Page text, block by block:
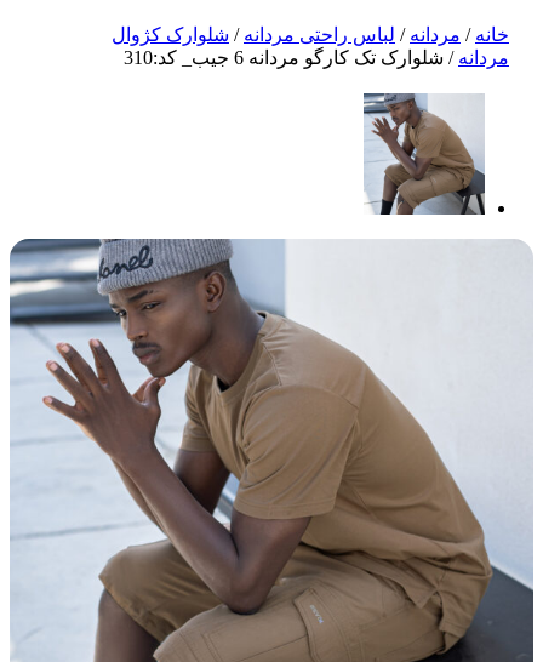
خانه / مردانه / لباس راحتی مردانه / شلوارک کژوال
مردانه / شلوارک تک کارگو مردانه 6 جیب_ کد:310